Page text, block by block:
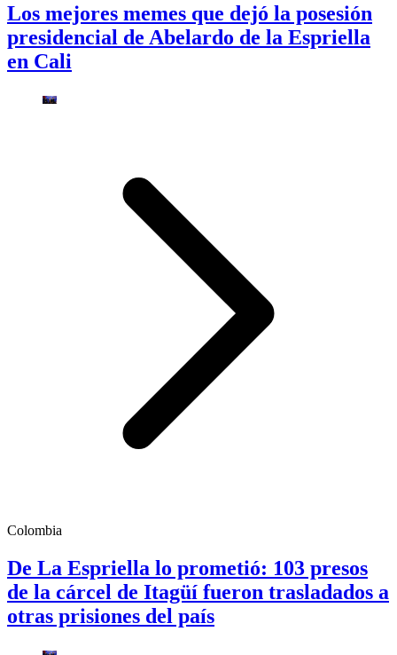
Los mejores memes que dejó la posesión
presidencial de Abelardo de la Espriella
en Cali
Colombia
De La Espriella lo prometió: 103 presos
de la cárcel de Itagüí fueron trasladados a
otras prisiones del país